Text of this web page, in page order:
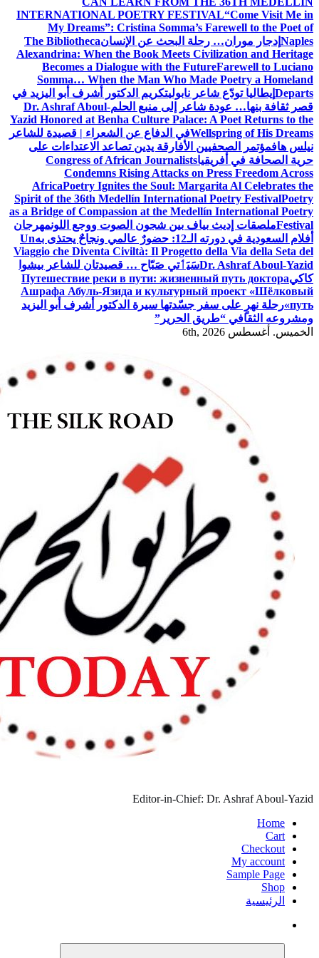
INTERNATIONAL POETRY
My Dreams”: Cristina
البحث عن الإنسانThe Bibliotheca
Alexandrina: When the Book
Becomes a Dialogue with the
Somma… When the Man Who
تكريم الدكتور أشرف أبو اليزيد في
إلى منبع الحلمDr. Ashraf Aboul-
Yazid Honored at Benha Culture
في الدفاع عن الشعراء | قصيدة للشاعر
يدين تصاعد الاعتداءات على
Congress of African
Condemns Rising Attacks
AfricaPoetry Ignites the Soul:
Spirit of the 36th Medellín
as a Bridge of Compassion at the
بين شجون الصوت ووجع اللونمهرجان
Un
Viaggio che Diventa Civiltà: Il
صَبّاح … قصيدتان للشاعر بيشوا
Путешествие реки в пути:
Ашрафа Абуль-Язида и
سيرة الدكتور أشرف أبو اليزيد
Editor-in-